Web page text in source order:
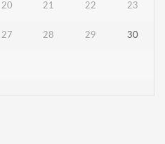
20 21 22 23
27 28 29 30